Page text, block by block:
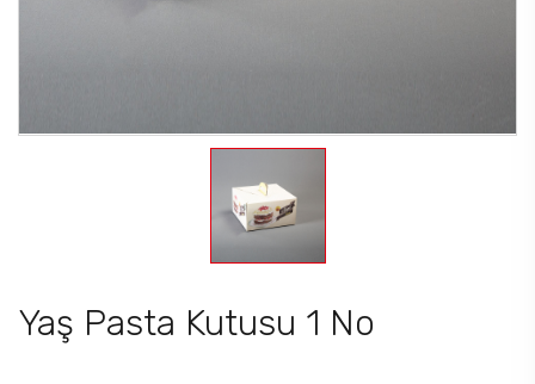
Yaş Pasta Kutusu 1 No